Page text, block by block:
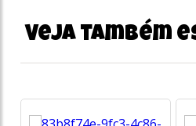
Veja também